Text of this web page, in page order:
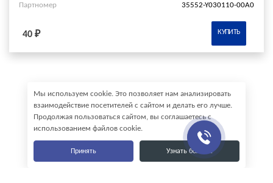
Партномер
35552-Y030110-00A0
40 ₽ КУПИТЬ
Мы используем cookie. Это позволяет нам анализировать
взаимодействие посетителей с сайтом и делать его лучше.
Продолжая пользоваться сайтом, вы соглашаетесь с
использованием файлов cookie.
Принять Узнать больше